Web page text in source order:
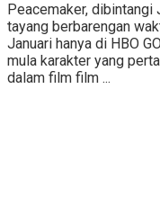
Peacemaker, dibintangi
tayang berbarengan
Januari hanya di HBO
mula karakter yang
dalam film film ...